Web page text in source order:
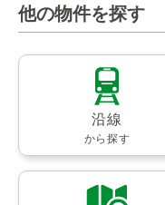
他の物件を探す
沿線
から探す